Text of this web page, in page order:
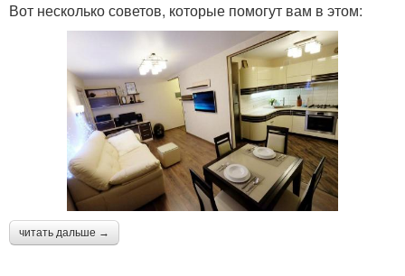
Вот несколько советов, которые помогут вам в этом:
читать дальше →